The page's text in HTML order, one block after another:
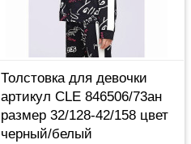
Толстовка для девочки
артикул CLE 846506/73ан
размер 32/128-42/158 цвет
черный/белый